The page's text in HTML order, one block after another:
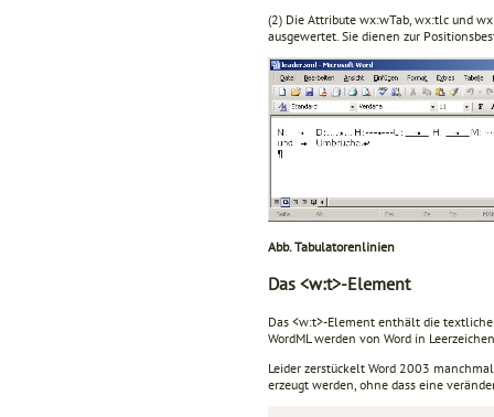
(2) Die Attribute wx:wTab, wx:tlc und
ausgewertet. Sie dienen zur
Abb. Tabulatorenlinien
Das <w:t>-Element
Das <w:t>-Element enthält die
WordML werden von Word in
Leider zerstückelt Word 2003
erzeugt werden, ohne dass eine